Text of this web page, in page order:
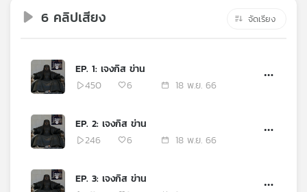
กิจกรรม
เกี่ยว
6 คลิปเสียง จัดเรียง
EP. 1: เจงกิส ข่าน
450
6 18 พ.ย. 66
EP. 2: เจงกิส ข่าน
246
6 18 พ.ย. 66
EP. 3: เจงกิส ข่าน